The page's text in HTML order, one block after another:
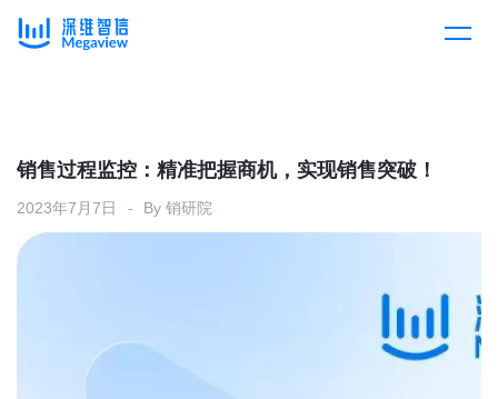
产品总览
产品集成
解决方案
按行业
消费医疗
客户案例
销售过程监控：精准把握商机，实现销售突破！
2023年7月7日 By 销研院